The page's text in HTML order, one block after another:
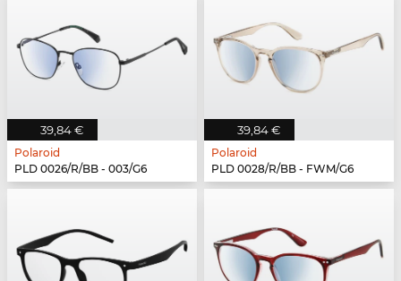
39,84 €
Polaroid
PLD 0026/R/BB - 003/G6
39,84 €
Polaroid
PLD 0028/R/BB - FWM/G6